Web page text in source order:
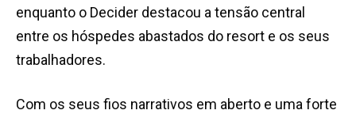
enquanto o Decider destacou a tensão central
entre os hóspedes abastados do resort e os seus
trabalhadores.
Com os seus fios narrativos em aberto e uma forte